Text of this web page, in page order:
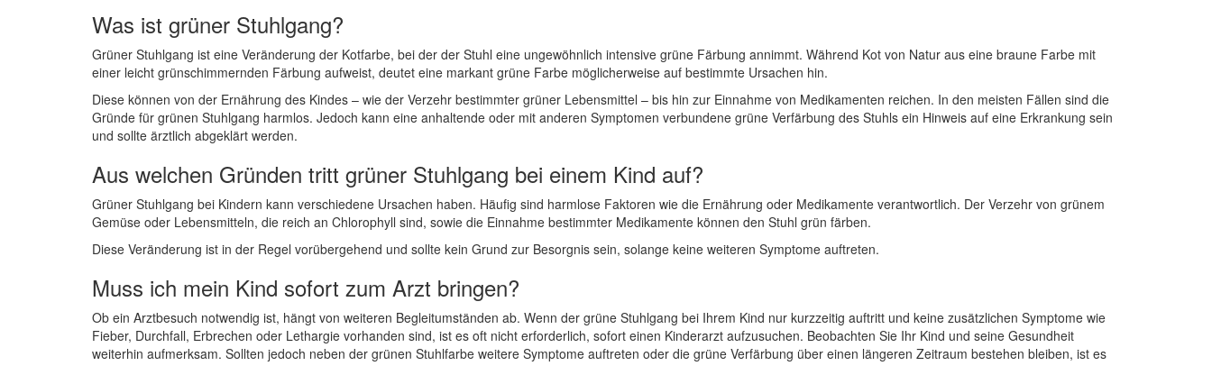
Was ist grüner Stuhlgang?
Grüner Stuhlgang ist eine Veränderung der Kotfarbe, bei der der Stuhl eine ungewöhnlich intensive grüne Färbung annimmt. Während Kot von Natur aus eine braune Farbe mit
einer leicht grünschimmernden Färbung aufweist, deutet eine markant grüne Farbe möglicherweise auf bestimmte Ursachen hin.
Diese können von der Ernährung des Kindes – wie der Verzehr bestimmter grüner Lebensmittel – bis hin zur Einnahme von Medikamenten reichen. In den meisten Fällen sind die
Gründe für grünen Stuhlgang harmlos. Jedoch kann eine anhaltende oder mit anderen Symptomen verbundene grüne Verfärbung des Stuhls ein Hinweis auf eine Erkrankung sein
und sollte ärztlich abgeklärt werden.
Aus welchen Gründen tritt grüner Stuhlgang bei einem Kind auf?
Grüner Stuhlgang bei Kindern kann verschiedene Ursachen haben. Häufig sind harmlose Faktoren wie die Ernährung oder Medikamente verantwortlich. Der Verzehr von grünem
Gemüse oder Lebensmitteln, die reich an Chlorophyll sind, sowie die Einnahme bestimmter Medikamente können den Stuhl grün färben.
Diese Veränderung ist in der Regel vorübergehend und sollte kein Grund zur Besorgnis sein, solange keine weiteren Symptome auftreten.
Muss ich mein Kind sofort zum Arzt bringen?
Ob ein Arztbesuch notwendig ist, hängt von weiteren Begleitumständen ab. Wenn der grüne Stuhlgang bei Ihrem Kind nur kurzzeitig auftritt und keine zusätzlichen Symptome wie
Fieber, Durchfall, Erbrechen oder Lethargie vorhanden sind, ist es oft nicht erforderlich, sofort einen Kinderarzt aufzusuchen. Beobachten Sie Ihr Kind und seine Gesundheit
weiterhin aufmerksam. Sollten jedoch neben der grünen Stuhlfarbe weitere Symptome auftreten oder die grüne Verfärbung über einen längeren Zeitraum bestehen bleiben, ist es